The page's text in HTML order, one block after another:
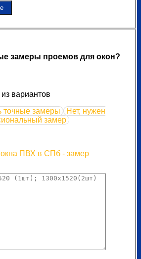
замеры проемов для окон?
вариантов
точные замеры
Нет, нужен
замер